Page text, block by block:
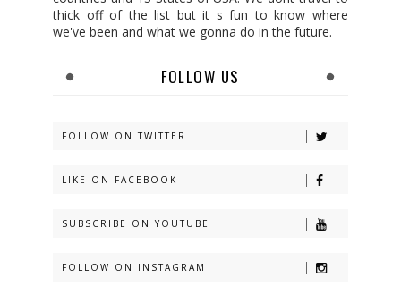
thick off of the list but it s fun to know where
we've been and what we gonna do in the future.
FOLLOW US
FOLLOW ON TWITTER
LIKE ON FACEBOOK
SUBSCRIBE ON YOUTUBE
FOLLOW ON INSTAGRAM